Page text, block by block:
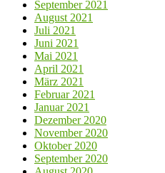
September 2021
August 2021
Juli 2021
Juni 2021
Mai 2021
April 2021
März 2021
Februar 2021
Januar 2021
Dezember 2020
November 2020
Oktober 2020
September 2020